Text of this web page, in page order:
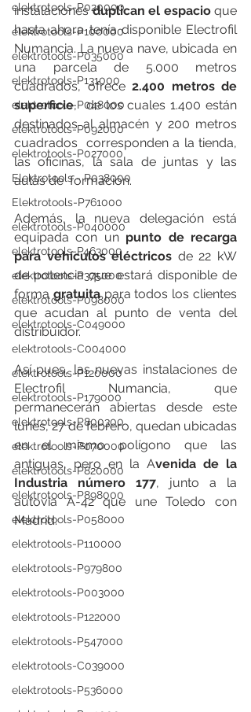
elektrotools-P020000
elektrotools-P100000
elektrotools-P035000
elektrotools-P131000
elektrotools-P048000
elektrotools-P092000
elektrotools-P027000
Elektrotools - P038000
Elektrotools-P761000
elektrotools-P040000
elektrotools-P463000
elektrotools-P375000
elektrotools-P098000
elektrotools-C049000
elektrotools-C004000
elektrotools-P120000
elektrotools-P179000
elektrotools-P800300
elektrotools-P070000
elektrotools-P820000
elektrotools-P898000
elektrotools-P058000
elektrotools-P110000
elektrotools-P979800
elektrotools-P003000
elektrotools-P122000
elektrotools-P547000
elektrotools-C039000
elektrotools-P536000
instalaciones duplican el espacio que
hasta ahora tenía disponible Electrofil
Numancia. La nueva nave, ubicada en
una parcela de 5.000 metros
cuadrados, ofrece 2.400 metros de
superficie,  de los cuales 1.400 están
destinados al almacén y 200 metros
cuadrados  corresponden a la tienda,
las oficinas, la sala de juntas y las
aulas de  formación.
Además, la nueva delegación está
equipada con un punto de recarga
para vehículos eléctricos de 22 kW
de potencia que estará disponible de
forma gratuita para todos los clientes
que acudan al punto de venta del
distribuidor.
Así pues, las nuevas instalaciones de
Electrofil Numancia, que
permanecerán abiertas desde este
lunes, 27 de febrero, quedan ubicadas
en el mismo polígono que las
antiguas, pero en la Avenida de la
Industria número 177, junto a la
autovía A-42 que une Toledo con
Madrid.